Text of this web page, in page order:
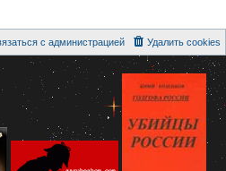
Удалить cookies
с администрацией